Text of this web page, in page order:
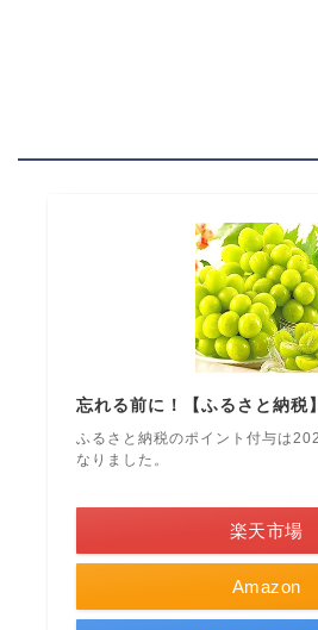
忘れる前に！【ふるさと納税
ふるさと納税のポイント付与は
なりました。
Amazon
楽天市場